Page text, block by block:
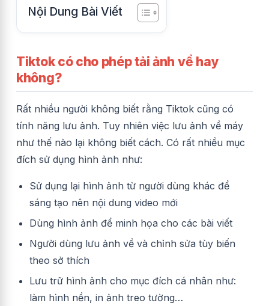
Nội Dung Bài Viết
Tiktok có cho phép tải ảnh về hay
không?
Rất nhiều người không biết rằng Tiktok cũng có
tính năng lưu ảnh. Tuy nhiên việc lưu ảnh về máy
như thế nào lại không biết cách. Có rất nhiều mục
đích sử dụng hình ảnh như:
Sử dụng lại hình ảnh từ người dùng khác để
sáng tạo nên nội dung video mới
Dùng hình ảnh để minh họa cho các bài viết
Người dùng lưu ảnh về và chỉnh sửa tùy biến
theo sở thích
Lưu trữ hình ảnh cho mục đích cá nhân như:
làm hình nền, in ảnh treo tường…